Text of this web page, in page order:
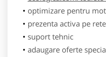
optimizare pentru
prezenta activa pe
suport tehnic
adaugare oferte